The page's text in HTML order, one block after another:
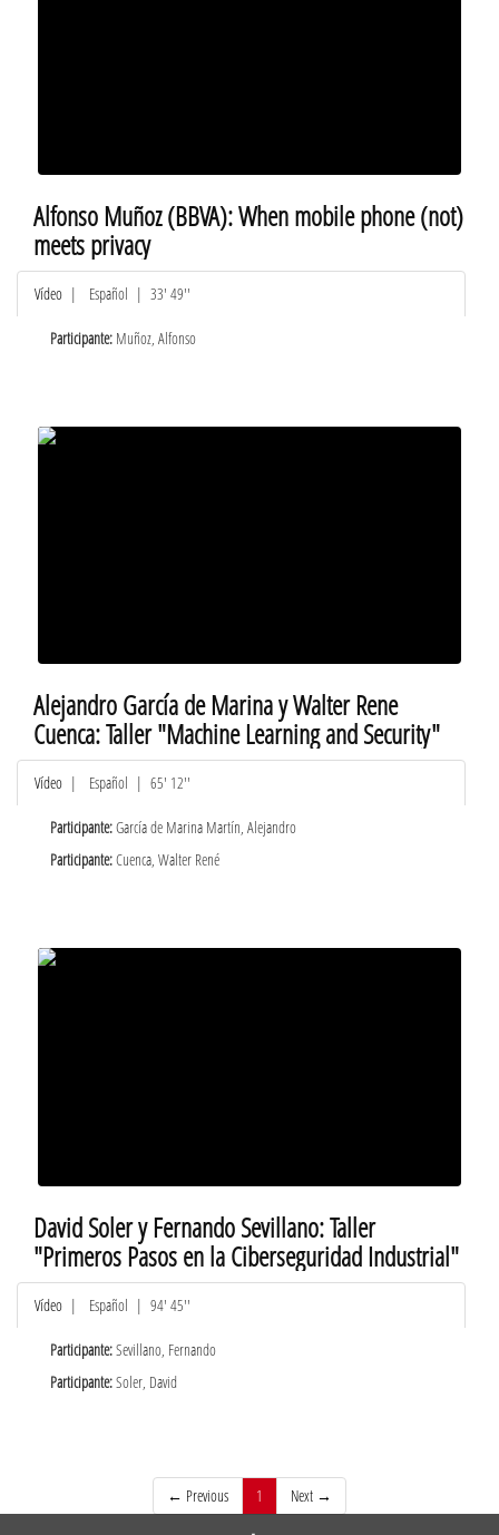
Alfonso Muñoz (BBVA): When mobile phone (not)
meets privacy
Vídeo | Español | 33' 49''
Participante: Muñoz, Alfonso
Alejandro García de Marina y Walter Rene
Cuenca: Taller "Machine Learning and Security"
Vídeo | Español | 65' 12''
Participante:García de Marina Martín, Alejandro
Participante:Cuenca, Walter René
David Soler y Fernando Sevillano: Taller
"Primeros Pasos en la Ciberseguridad Industrial"
Vídeo | Español | 94' 45''
Participante:Sevillano, Fernando
Participante:Soler, David
← Previous 1 (current)Next →